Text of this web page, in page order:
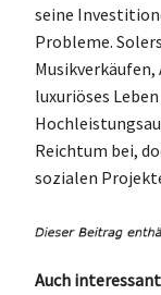
seine
Probleme.
luxuriöses
Reichtum bei,
sozialen
Auch